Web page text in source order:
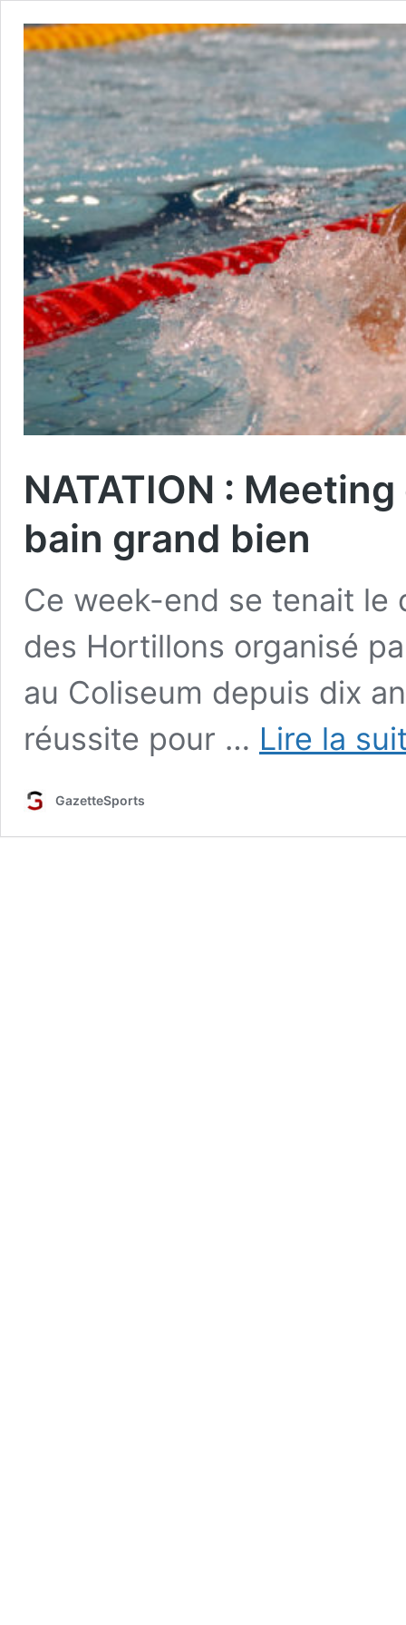
NATATION :
bain grand bien
Ce week-end se tenait le
des Hortillons organisé
au Coliseum depuis dix
réussite pour … Lire la
GazetteSports